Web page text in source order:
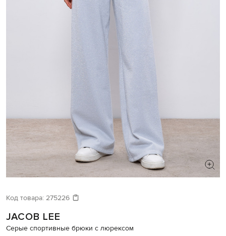
Давайте подберем что-то еще
Похожие товары
Код товара: 275226
JACOB LEE
Серые спортивные брюки с люрексом